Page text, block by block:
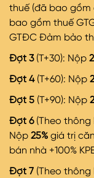
thuế (đã bao gồm
bao gồm thuế
GTĐC Đảm bảo
Đợt 3(T+30): Nộp
Đợt 4(T+60): Nộp
Đợt 5 (T+90): Nộp
Đợt 6(Theo thông
Nộp 25% giá trị
bán nhà +100%
Đợt 7 (Theo